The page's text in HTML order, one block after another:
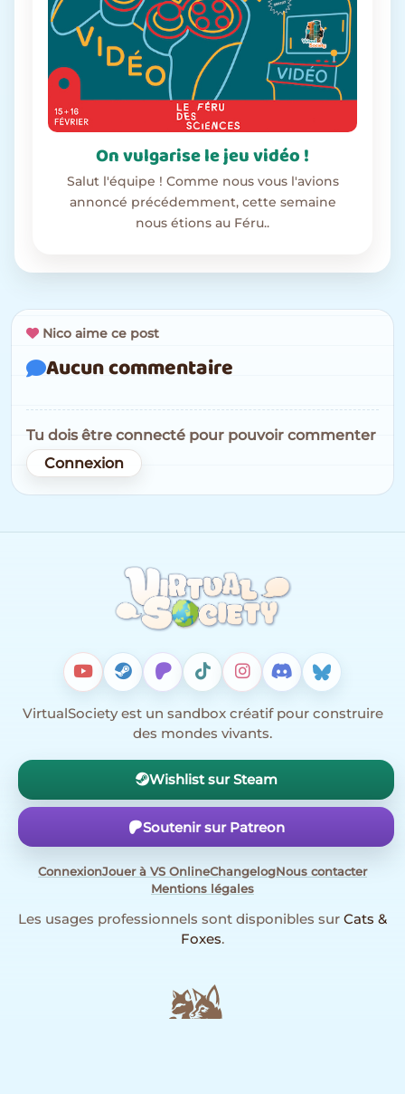
On vulgarise le jeu vidéo !
Salut l'équipe ! Comme nous vous l'avions
annoncé précédemment, cette semaine
nous étions au Féru..
Nico aime ce post
Aucun commentaire
Tu dois être connecté pour pouvoir commenter
Connexion
VirtualSociety est un sandbox créatif pour construire
des mondes vivants.
Wishlist sur Steam
Soutenir sur Patreon
ConnexionJouer à VS OnlineChangelogNous contacter
Mentions légales
Les usages professionnels sont disponibles sur Cats &
Foxes.